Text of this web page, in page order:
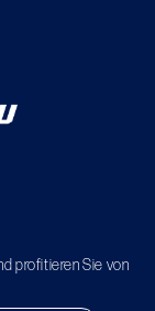
profitieren Sie von